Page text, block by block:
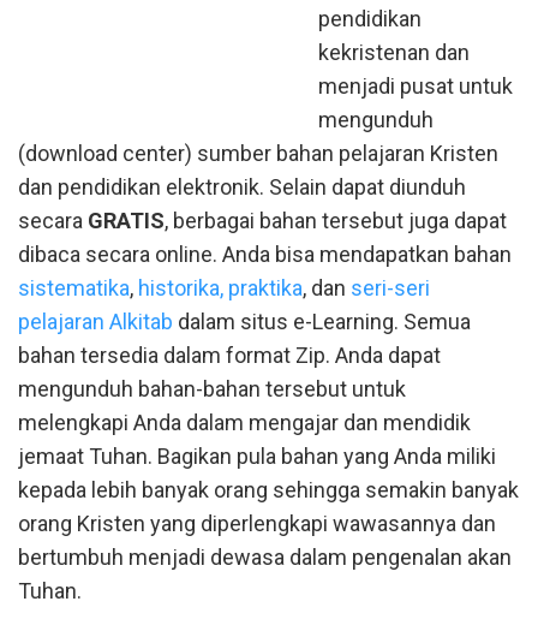
pendidikan
kekristenan dan
menjadi pusat untuk
mengunduh
(download center) sumber bahan pelajaran Kristen
dan pendidikan elektronik. Selain dapat diunduh
secara GRATIS, berbagai bahan tersebut juga dapat
dibaca secara online. Anda bisa mendapatkan bahan
sistematika, historika, praktika, dan seri-seri
pelajaran Alkitab dalam situs e-Learning. Semua
bahan tersedia dalam format Zip. Anda dapat
mengunduh bahan-bahan tersebut untuk
melengkapi Anda dalam mengajar dan mendidik
jemaat Tuhan. Bagikan pula bahan yang Anda miliki
kepada lebih banyak orang sehingga semakin banyak
orang Kristen yang diperlengkapi wawasannya dan
bertumbuh menjadi dewasa dalam pengenalan akan
Tuhan.